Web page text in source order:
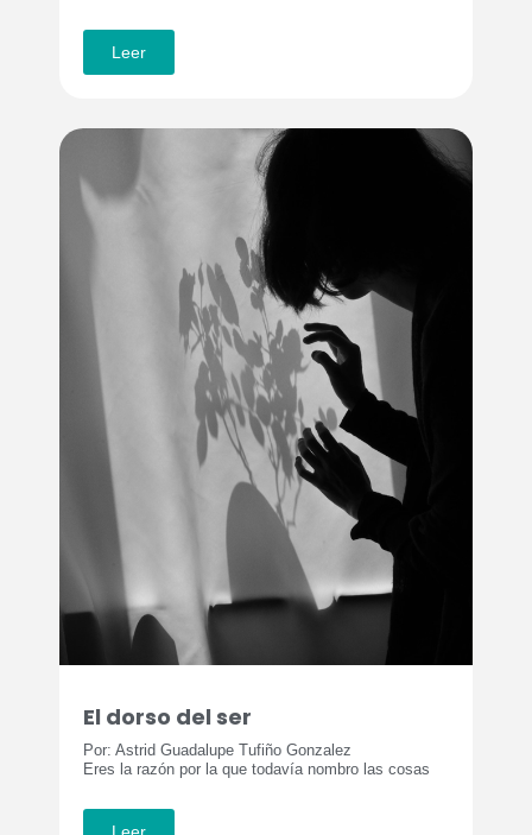
Leer
El dorso del ser
Por: Astrid Guadalupe Tufiño Gonzalez
Eres la razón por la que todavía nombro las cosas